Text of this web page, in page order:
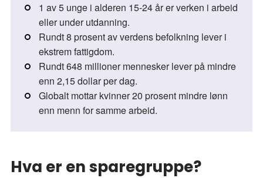
1 av 5 unge i alderen 15-24 år er verken i arbeid
eller under utdanning.
Rundt 8 prosent av verdens befolkning lever i
ekstrem fattigdom.
Rundt 648 millioner mennesker lever på mindre
enn 2,15 dollar per dag.
Globalt mottar kvinner 20 prosent mindre lønn
enn menn for samme arbeid.
Hva er en sparegruppe?